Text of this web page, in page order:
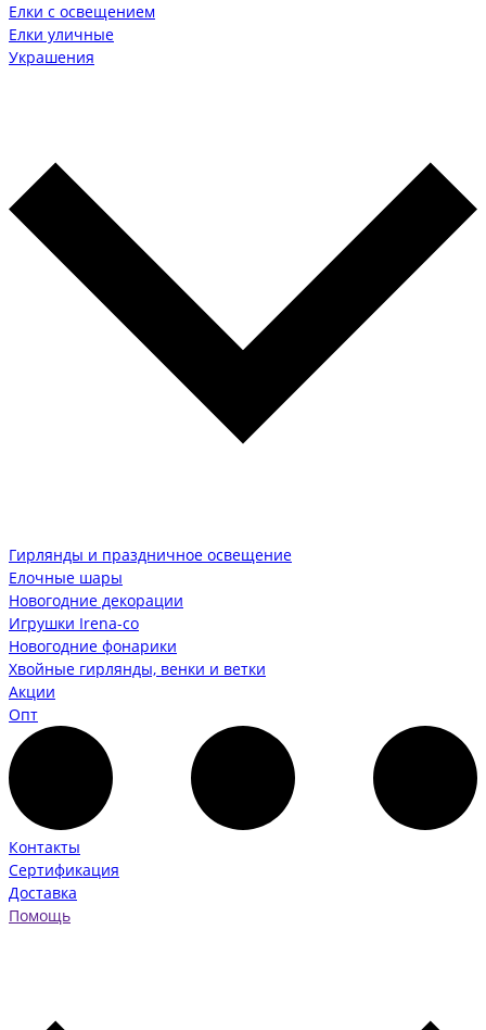
Елки с освещением
Елки уличные
Украшения
Гирлянды и праздничное освещение
Елочные шары
Новогодние декорации
Игрушки Irena-co
Новогодние фонарики
Хвойные гирлянды, венки и ветки
Акции
Опт
Контакты
Сертификация
Доставка
Помощь